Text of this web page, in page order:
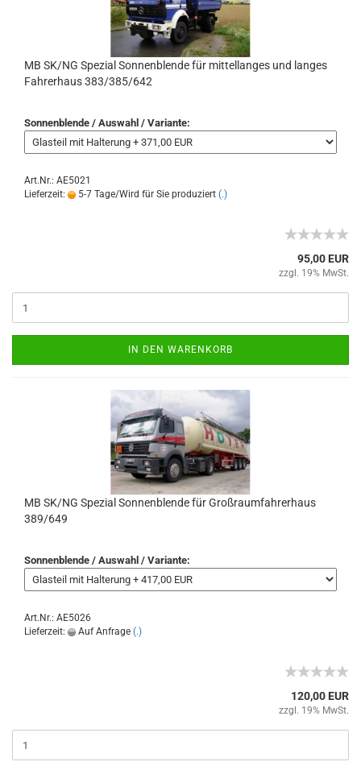
MB SK/NG Spezial Sonnenblende für mittellanges und langes
Fahrerhaus 383/385/642
Sonnenblende / Auswahl / Variante:
Art.Nr.: AE5021
Lieferzeit:
5-7 Tage/Wird für Sie produziert (.)
95,00 EUR
zzgl. 19% MwSt.
IN DEN WARENKORB
MB SK/NG Spezial Sonnenblende für Großraumfahrerhaus
389/649
Sonnenblende / Auswahl / Variante:
Art.Nr.: AE5026
Lieferzeit:
Auf Anfrage (.)
120,00 EUR
zzgl. 19% MwSt.